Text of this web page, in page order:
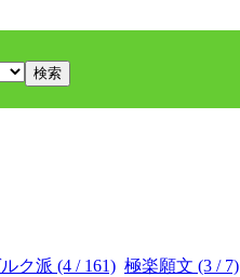
ク派 (4 / 161) 極楽願文 (3 / 7)